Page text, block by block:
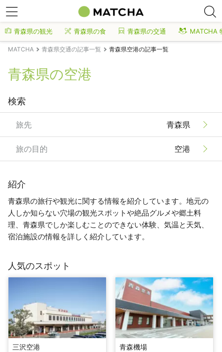
青森県の観光 青森県の食 青森県の交通 MATCHA
MATCHA 青森県交通の記事一覧 青森県空港の記事一覧
青森県の空港
検索
旅先 青森県
旅の目的 空港
紹介
青森県の旅行や観光に関する情報を紹介しています。地元の
人しか知らない穴場の観光スポットや絶品グルメや郷土料
理、青森県でしか楽しむことのできない体験、気温と天気、
宿泊施設の情報を詳しく紹介しています。
人気のスポット
三沢空港 青森機場